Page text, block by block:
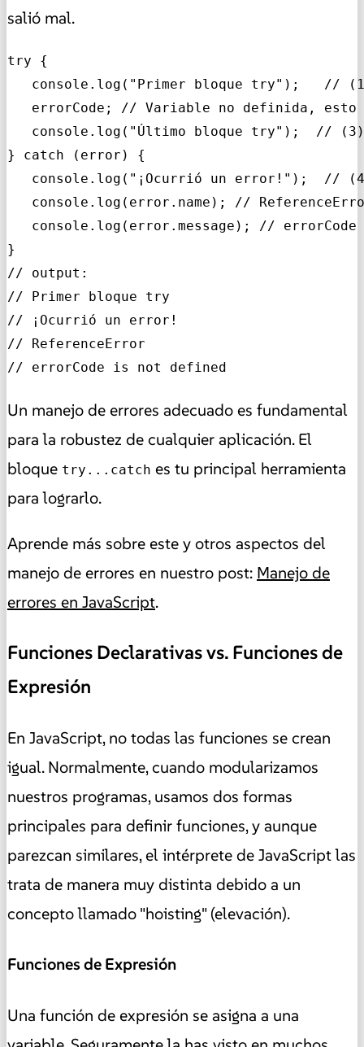
salió mal.
try {
console.log("Primer bloque try");   //
errorCode; // Variable no definida, esto
console.log("Último bloque try");  //
} catch (error) {
console.log("¡Ocurrió un error!");  //
console.log(error.name); //
console.log(error.message); // errorCode
}
// output:
// Primer bloque try
// ¡Ocurrió un error!
// ReferenceError
// errorCode is not defined
Un manejo de errores adecuado es fundamental
para la robustez de cualquier aplicación. El
bloque try...catch es tu principal herramienta
para lograrlo.
Aprende más sobre este y otros aspectos del
manejo de errores en nuestro post: Manejo de
errores en JavaScript.
Funciones Declarativas vs. Funciones de
Expresión
En JavaScript, no todas las funciones se crean
igual. Normalmente, cuando modularizamos
nuestros programas, usamos dos formas
principales para definir funciones, y aunque
parezcan similares, el intérprete de JavaScript las
trata de manera muy distinta debido a un
concepto llamado "hoisting" (elevación).
Funciones de Expresión
Una función de expresión se asigna a una